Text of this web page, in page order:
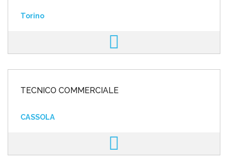
Torino
TECNICO COMMERCIALE
CASSOLA